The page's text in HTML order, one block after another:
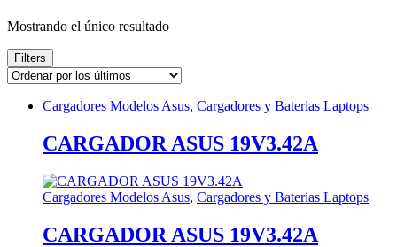
Mostrando el único resultado
Filters
Cargadores Modelos Asus, Cargadores y Baterias Laptops
CARGADOR ASUS 19V3.42A
Cargadores Modelos Asus, Cargadores y Baterias Laptops
CARGADOR ASUS 19V3.42A